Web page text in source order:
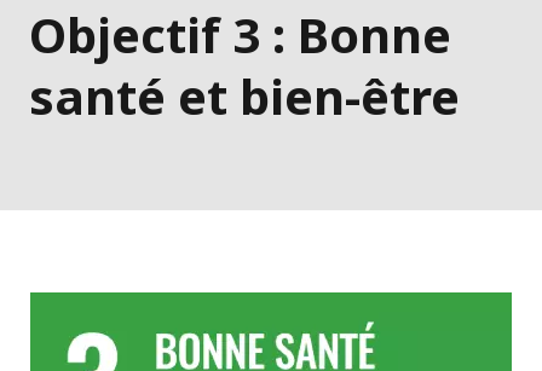
Objectif 3 : Bonne
santé et bien-être